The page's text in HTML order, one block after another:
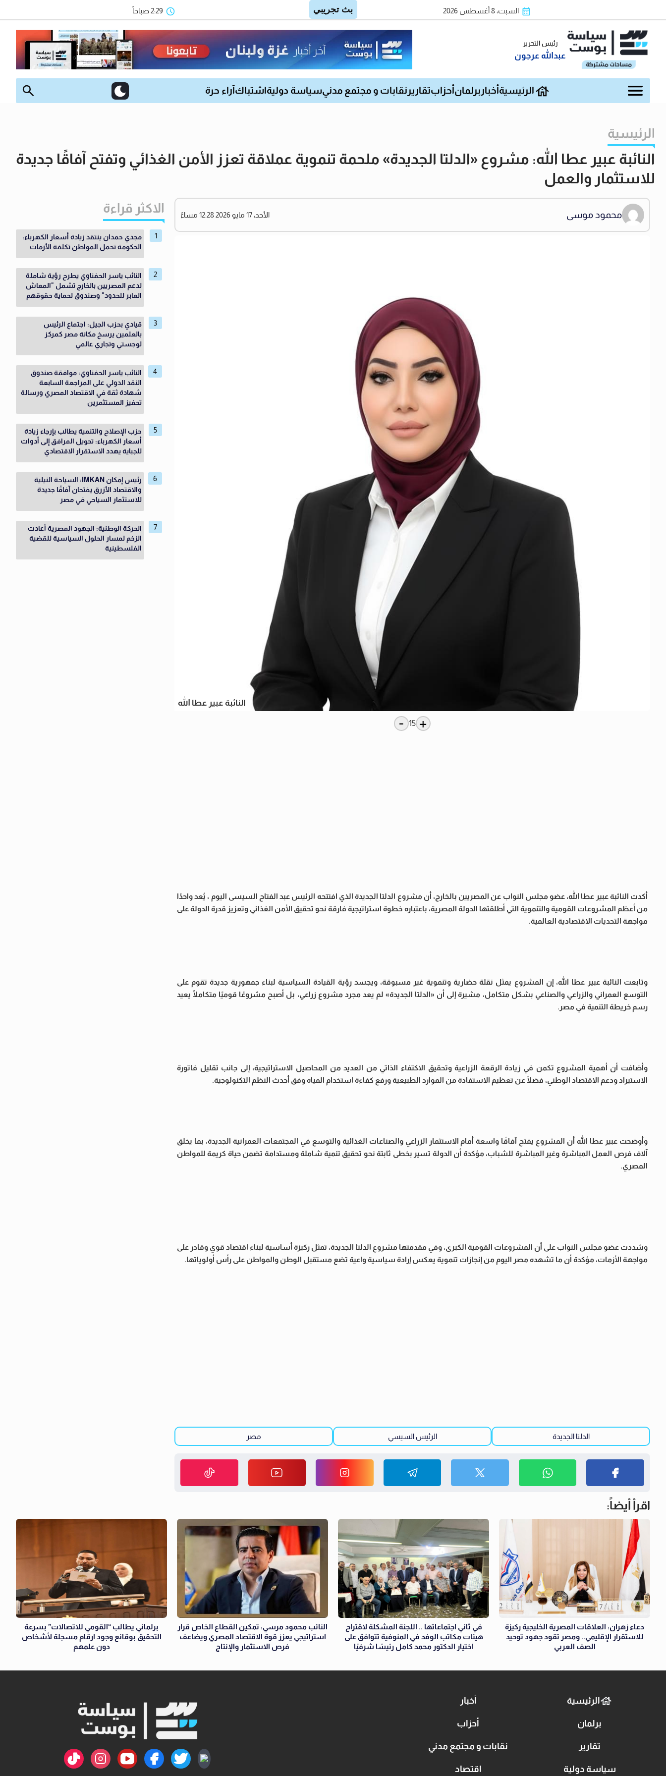
السبت، 8 أغسطس 2026 2:29 صباحاً
رئيس التحرير
عبدالله عرجون
الرئيسية أخبار برلمان أحزابتقارير نقابات و مجتمع مدنيسياسة دولية اشتباك آراء حرة
الرئيسية
النائبة عبير عطا الله: مشروع «الدلتا الجديدة» ملحمة تنموية عملاقة تعزز الأمن الغذائي وتفتح آفاقًا جديدة
للاستثمار والعمل
محمود موسى الأحد، 17 مايو 2026 12:28 مساءً
النائبة عبير عطا الله
+
15
-
أكدت النائبة عبير عطا الله، عضو مجلس النواب عن المصريين بالخارج، أن مشروع الدلتا الجديدة الذي افتتحه الرئيس عبد الفتاح السيسى اليوم ، يُعد واحدًا
من أعظم المشروعات القومية والتنموية التي أطلقتها الدولة المصرية، باعتباره خطوة استراتيجية فارقة نحو تحقيق الأمن الغذائي وتعزيز قدرة الدولة على
مواجهة التحديات الاقتصادية العالمية.
وتابعت النائبة عبير عطا الله، إن المشروع يمثل نقلة حضارية وتنموية غير مسبوقة، ويجسد رؤية القيادة السياسية لبناء جمهورية جديدة تقوم على
التوسع العمراني والزراعي والصناعي بشكل متكامل، مشيرة إلى أن «الدلتا الجديدة» لم يعد مجرد مشروع زراعي، بل أصبح مشروعًا قوميًا متكاملًا يعيد
رسم خريطة التنمية في مصر.
وأضافت أن أهمية المشروع تكمن في زيادة الرقعة الزراعية وتحقيق الاكتفاء الذاتي من العديد من المحاصيل الاستراتيجية، إلى جانب تقليل فاتورة
الاستيراد ودعم الاقتصاد الوطني، فضلًا عن تعظيم الاستفادة من الموارد الطبيعية ورفع كفاءة استخدام المياه وفق أحدث النظم التكنولوجية.
وأوضحت عبير عطا الله أن المشروع يفتح آفاقًا واسعة أمام الاستثمار الزراعي والصناعات الغذائية والتوسع في المجتمعات العمرانية الجديدة، بما يخلق
آلاف فرص العمل المباشرة وغير المباشرة للشباب، مؤكدة أن الدولة تسير بخطى ثابتة نحو تحقيق تنمية شاملة ومستدامة تضمن حياة كريمة للمواطن
المصري.
وشددت عضو مجلس النواب على أن المشروعات القومية الكبرى، وفي مقدمتها مشروع الدلتا الجديدة، تمثل ركيزة أساسية لبناء اقتصاد قوي وقادر على
مواجهة الأزمات، مؤكدة أن ما تشهده مصر اليوم من إنجازات تنموية يعكس إرادة سياسية واعية تضع مستقبل الوطن والمواطن على رأس أولوياتها.
الدلتا الجديدة الرئيس السيسي مصر
الاكثر قراءة
مجدي حمدان ينتقد زيادة أسعار الكهرباء:
الحكومة تحمل المواطن تكلفة الأزمات
النائب ياسر الحفناوي يطرح رؤية شاملة
لدعم المصريين بالخارج تشمل "المعاش
العابر للحدود" وصندوق لحماية حقوقهم
قيادي بحزب الجيل: اجتماع الرئيس
بالعلمين يرسخ مكانة مصر كمركز
لوجستي وتجاري عالمي
النائب ياسر الحفناوي: موافقة صندوق
النقد الدولي على المراجعة السابعة
شهادة ثقة في الاقتصاد المصري ورسالة
تحفيز المستثمرين
حزب الإصلاح والتنمية يطالب بإرجاء زيادة
أسعار الكهرباء: تحويل المرافق إلى أدوات
للجباية يهدد الاستقرار الاقتصادي
رئيس إمكان IMKAN: السياحة النيلية
والاقتصاد الأزرق يفتحان آفاقًا جديدة
للاستثمار السياحي في مصر
الحركة الوطنية: الجهود المصرية أعادت
الزخم لمسار الحلول السياسية للقضية
الفلسطينية
اقرأ أيضاً:
دعاء زهران: العلاقات المصرية الخليجية ركيزة
للاستقرار الإقليمي.. ومصر تقود جهود توحيد
الصف العربي
في ثاني اجتماعاتها .. اللجنة المشكلة لاقتراح
هيئات مكاتب الوفد في المنوفية تتوافق على
اختيار الدكتور محمد كامل رئيسًا شرفيًا
النائب محمود مرسي: تمكين القطاع الخاص قرار
استراتيجي يعزز قوة الاقتصاد المصري ويضاعف
فرص الاستثمار والإنتاج
برلماني يطالب “القومي للاتصالات” بسرعة
التحقيق بوقائع وجود ارقام مسجلة لأشخاص
دون علمهم
الرئيسية أخبار
برلمان أحزاب
تقارير نقابات و مجتمع مدني
سياسة دولية اقتصاد